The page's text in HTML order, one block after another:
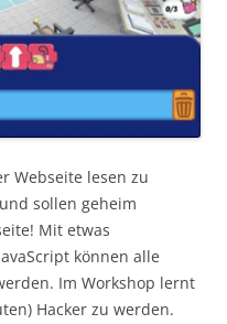
Webseite lesen zu
sollen geheim
Mit etwas
können alle
Im Workshop lernt
Hacker zu werden.